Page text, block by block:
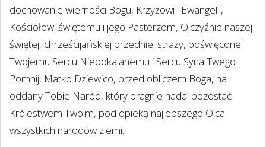
dochowanie wierności Bogu, Krzyżowi i Ewangelii,
Kościołowi świętemu i jego Pasterzom, Ojczyźnie naszej
świętej, chrześcijańskiej przedniej straży, poświęconej
Twojemu Sercu Niepokalanemu i Sercu Syna Twego.
Pomnij, Matko Dziewico, przed obliczem Boga, na
oddany Tobie Naród, który pragnie nadal pozostać
Królestwem Twoim, pod opieką najlepszego Ojca
wszystkich narodów ziemi.